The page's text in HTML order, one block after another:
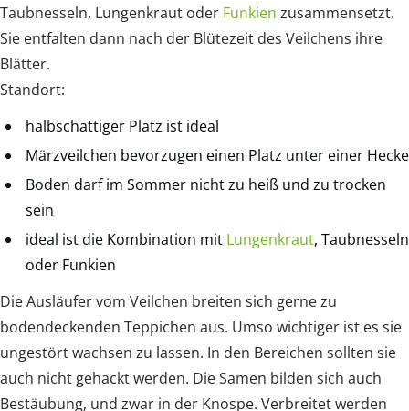
Taubnesseln, Lungenkraut oder Funkien zusammensetzt.
Sie entfalten dann nach der Blütezeit des Veilchens ihre
Blätter.
Standort:
halbschattiger Platz ist ideal
Märzveilchen bevorzugen einen Platz unter einer Hecke
Boden darf im Sommer nicht zu heiß und zu trocken
sein
ideal ist die Kombination mit Lungenkraut, Taubnesseln
oder Funkien
Die Ausläufer vom Veilchen breiten sich gerne zu
bodendeckenden Teppichen aus. Umso wichtiger ist es sie
ungestört wachsen zu lassen. In den Bereichen sollten sie
auch nicht gehackt werden. Die Samen bilden sich auch
Bestäubung, und zwar in der Knospe. Verbreitet werden